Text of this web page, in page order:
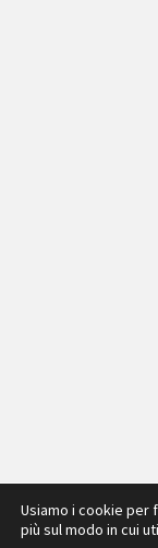
Usiamo i cookie per
più sul modo in cui